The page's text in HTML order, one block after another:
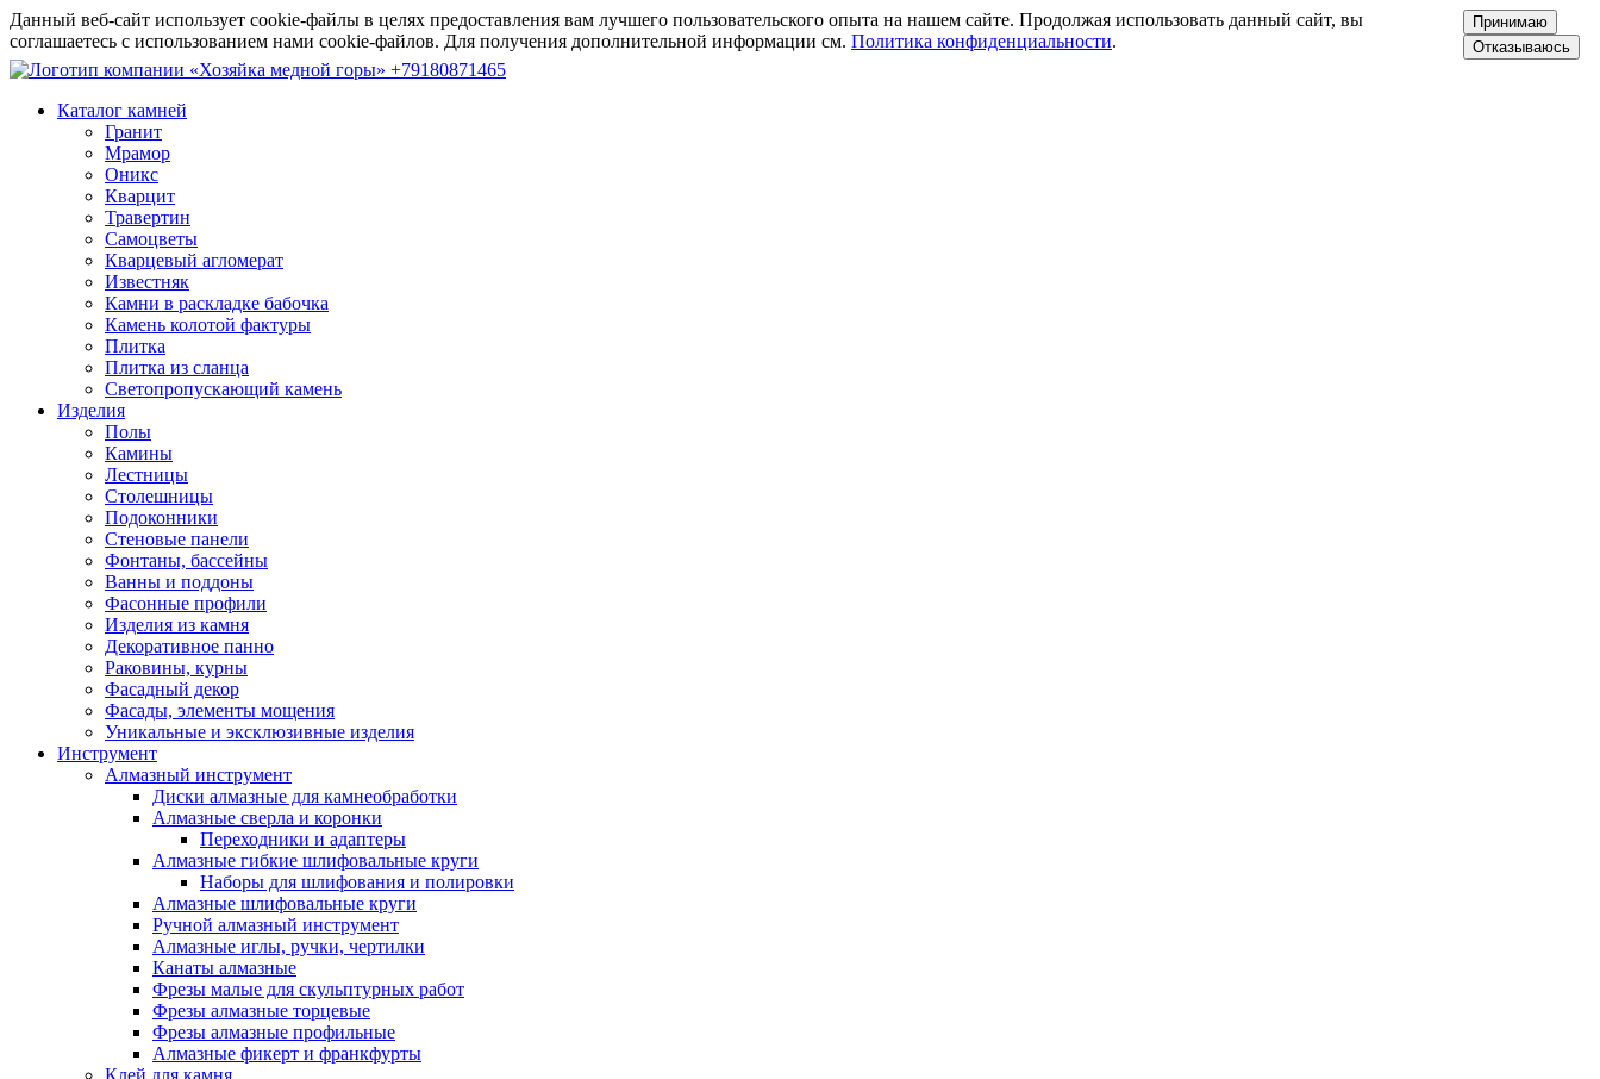
Данный веб-сайт использует cookie-файлы в целях предоставления вам лучшего пользовательского опыта на нашем сайте. Продолжая использовать данный сайт, вы
соглашаетесь с использованием нами cookie-файлов. Для получения дополнительной информации см. Политика конфиденциальности.
Принимаю
Отказываюсь
+79180871465
Каталог камней
Гранит
Мрамор
Оникс
Кварцит
Травертин
Самоцветы
Кварцевый агломерат
Известняк
Камни в раскладке бабочка
Камень колотой фактуры
Плитка
Плитка из сланца
Светопропускающий камень
Изделия
Полы
Камины
Лестницы
Столешницы
Подоконники
Стеновые панели
Фонтаны, бассейны
Ванны и поддоны
Фасонные профили
Изделия из камня
Декоративное панно
Раковины, курны
Фасадный декор
Фасады, элементы мощения
Уникальные и эксклюзивные изделия
Инструмент
Алмазный инструмент
Диски алмазные для камнеобработки
Алмазные сверла и коронки
Переходники и адаптеры
Алмазные гибкие шлифовальные круги
Наборы для шлифования и полировки
Алмазные шлифовальные круги
Ручной алмазный инструмент
Алмазные иглы, ручки, чертилки
Канаты алмазные
Фрезы малые для скульптурных работ
Фрезы алмазные торцевые
Фрезы алмазные профильные
Алмазные фикерт и франкфурты
Клей для камня